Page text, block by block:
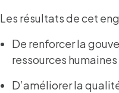
Les résultats de cet
De renforcer la
ressources
D’améliorer la